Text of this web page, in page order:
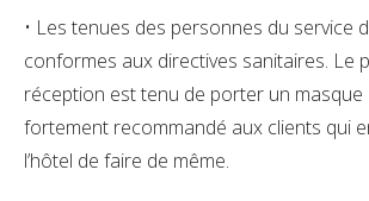
• Les tenues des personnes du service
conformes aux directives sanitaires. Le
réception est tenu de porter un masque
fortement recommandé aux clients qui
l’hôtel de faire de même.